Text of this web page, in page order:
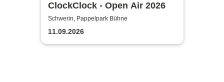
ClockClock - Open Air 2026
Schwerin, Pappelpark Bühne
11.09.2026